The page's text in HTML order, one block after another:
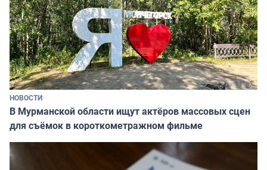
НОВОСТИ
В Мурманской области ищут актёров массовых сцен
для съёмок в короткометражном фильме